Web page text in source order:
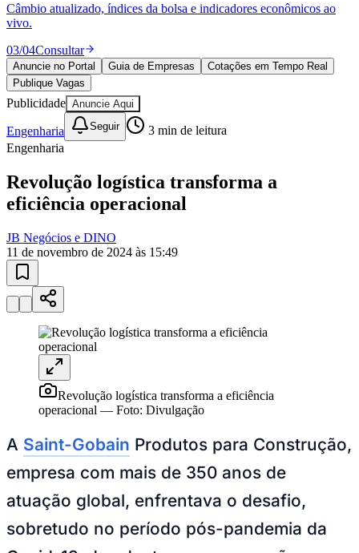
Câmbio atualizado, índices da bolsa e indicadores econômicos ao
vivo.
03/04Consultar
Anuncie no Portal Guia de Empresas
Cotações em Tempo Real
Publique Vagas
Publicidade Anuncie Aqui
Engenharia Seguir 3 min de leitura
Engenharia
Revolução logística transforma a
eficiência operacional
JB Negócios e DINO
11 de novembro de 2024 às 15:49
Revolução logística transforma a eficiência
operacional — Foto: Divulgação
A Saint-Gobain Produtos para Construção,
empresa com mais de 350 anos de
atuação global, enfrentava o desafio,
sobretudo no período pós-pandemia da